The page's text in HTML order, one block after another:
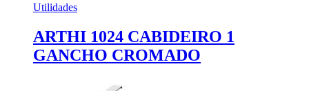
Utilidades
ARTHI 1024 CABIDEIRO 1
GANCHO CROMADO